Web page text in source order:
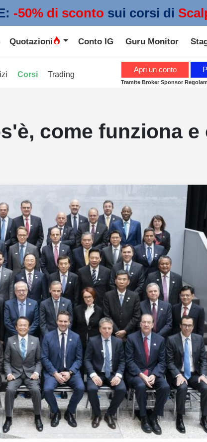
-50% di sconto sui corsi di
Quotazioni Conto IG Guru Monitor
Corsi Trading
Apri un conto
Tramite Broker Sponsor
come funziona